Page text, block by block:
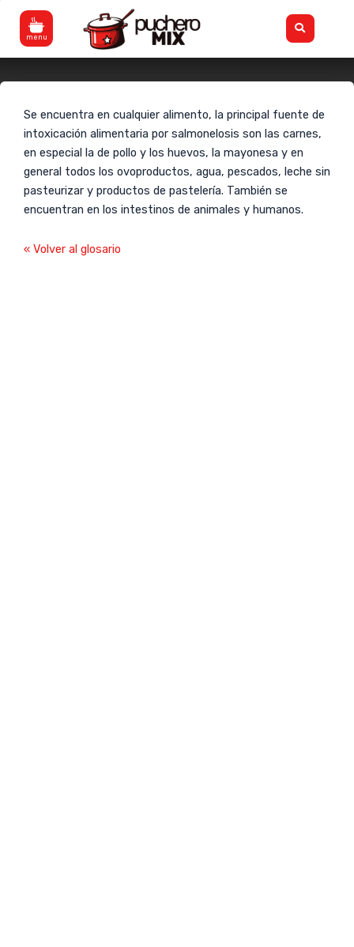
contenido
Flyout
Menu
Se encuentra en cualquier alimento, la principal fuente de
intoxicación alimentaria por salmonelosis son las carnes,
en especial la de pollo y los huevos, la mayonesa y en
general todos los ovoproductos, agua, pescados, leche sin
pasteurizar y productos de pastelería. También se
encuentran en los intestinos de animales y humanos.
« Volver al glosario